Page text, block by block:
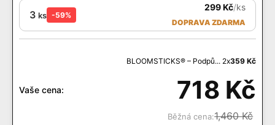
3 ks -59%
299Kč/ks
DOPRAVA ZDARMA
BLOOMSTICKS® – Podpů... 2x359 Kč
Vaše cena: 718 Kč
Běžná cena:1,460Kč